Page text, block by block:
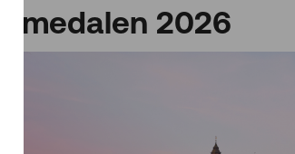
Almedalen 2026